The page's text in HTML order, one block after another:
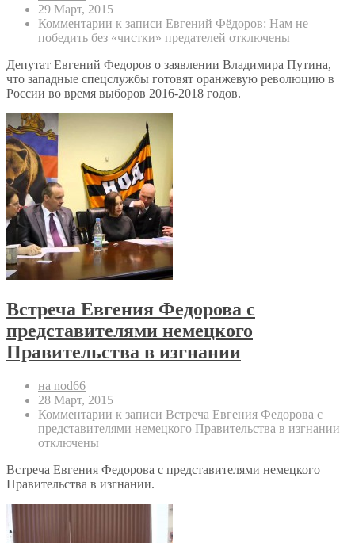
29 Март, 2015
Комментарии к записи Евгений Фёдоров: Нам не
победить без «чистки» предателей отключены
Депутат Евгений Федоров о заявлении Владимира Путина,
что западные спецслужбы готовят оранжевую революцию в
России во время выборов 2016-2018 годов.
Встреча Евгения Федорова с
представителями немецкого
Правительства в изгнании
на nod66
28 Март, 2015
Комментарии к записи Встреча Евгения Федорова с
представителями немецкого Правительства в изгнании
отключены
Встреча Евгения Федорова с представителями немецкого
Правительства в изгнании.